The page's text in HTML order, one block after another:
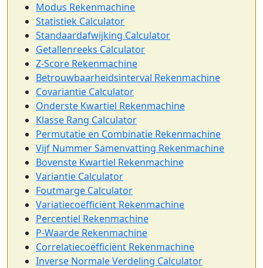
Modus Rekenmachine
Statistiek Calculator
Standaardafwijking Calculator
Getallenreeks Calculator
Z-Score Rekenmachine
Betrouwbaarheidsinterval Rekenmachine
Covariantie Calculator
Onderste Kwartiel Rekenmachine
Klasse Rang Calculator
Permutatie en Combinatie Rekenmachine
Vijf Nummer Samenvatting Rekenmachine
Bovenste Kwartiel Rekenmachine
Variantie Calculator
Foutmarge Calculator
Variatiecoëfficiënt Rekenmachine
Percentiel Rekenmachine
P-Waarde Rekenmachine
Correlatiecoëfficiënt Rekenmachine
Inverse Normale Verdeling Calculator